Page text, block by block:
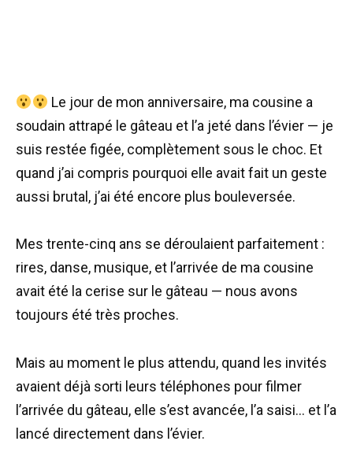
Le jour de mon anniversaire, ma cousine a
soudain attrapé le gâteau et l’a jeté dans l’évier — je
suis restée figée, complètement sous le choc. Et
quand j’ai compris pourquoi elle avait fait un geste
aussi brutal, j’ai été encore plus bouleversée.
Mes trente-cinq ans se déroulaient parfaitement :
rires, danse, musique, et l’arrivée de ma cousine
avait été la cerise sur le gâteau — nous avons
toujours été très proches.
Mais au moment le plus attendu, quand les invités
avaient déjà sorti leurs téléphones pour filmer
l’arrivée du gâteau, elle s’est avancée, l’a saisi… et l’a
lancé directement dans l’évier.